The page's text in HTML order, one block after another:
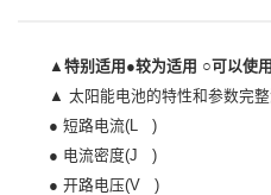
▲特别适用●较为适用 ○可以使用
▲ 太阳能电池的特性和参数完
● 短路电流(L )
● 电流密度(J )
● 开路电压(V )